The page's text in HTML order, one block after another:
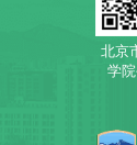
北京
学